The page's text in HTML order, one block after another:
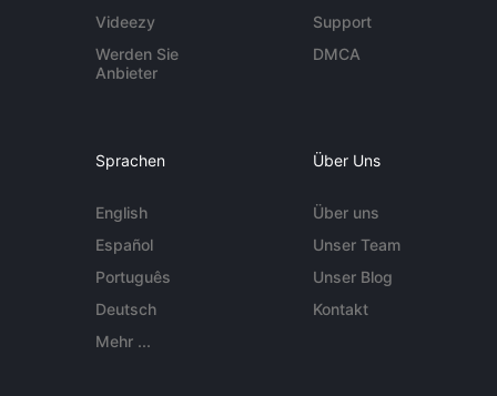
Videezy
Werden Sie
Anbieter
Support
DMCA
Sprachen
English
Español
Português
Deutsch
Mehr ...
Über Uns
Über uns
Unser Team
Unser Blog
Kontakt